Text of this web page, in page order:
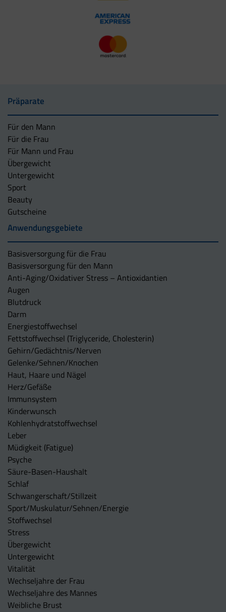
Präparate
Für den Mann
Für die Frau
Für Mann und Frau
Übergewicht
Untergewicht
Sport
Beauty
Gutscheine
Anwendungsgebiete
Basisversorgung für die Frau
Basisversorgung für den Mann
Anti-Aging/Oxidativer Stress – Antioxidantien
Augen
Blutdruck
Darm
Energiestoffwechsel
Fettstoffwechsel (Triglyceride, Cholesterin)
Gehirn/Gedächtnis/Nerven
Gelenke/Sehnen/Knochen
Haut, Haare und Nägel
Herz/Gefäße
Immunsystem
Kinderwunsch
Kohlenhydratstoffwechsel
Leber
Müdigkeit (Fatigue)
Psyche
Säure-Basen-Haushalt
Schlaf
Schwangerschaft/Stillzeit
Sport/Muskulatur/Sehnen/Energie
Stoffwechsel
Stress
Übergewicht
Untergewicht
Vitalität
Wechseljahre der Frau
Wechseljahre des Mannes
Weibliche Brust